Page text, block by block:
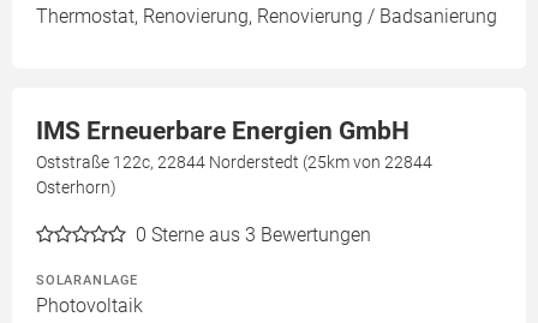
Thermostat, Renovierung, Renovierung / Badsanierung
IMS Erneuerbare Energien GmbH
Oststraße 122c, 22844 Norderstedt (25km von 22844
Osterhorn)
0 Sterne aus 3 Bewertungen
SOLARANLAGE
Photovoltaik